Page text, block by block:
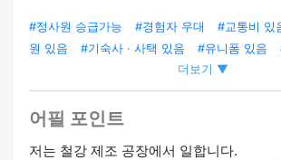
#정사원 승급가능 #경험자 우대 #교통비 있
원 있음
#기숙사 · 사택 있음 #유니폼 있음
#외국인 직원 채용 실적 있음
#팀에서 일하기
근 없음
더보기 ▼
어필 포인트
저는 철강 제조 공장에서 일합니다.